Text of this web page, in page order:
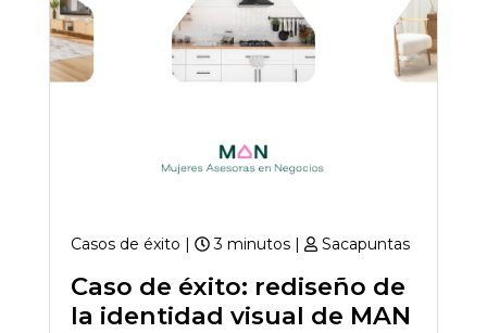
Casos de éxito | 3 minutos | Sacapuntas
Caso de éxito: rediseño de
la identidad visual de MAN